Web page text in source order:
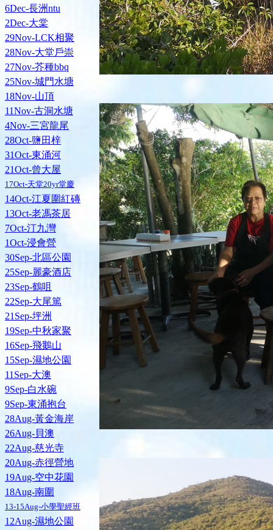
6Dec-長洲ntu
2Dec-大棠
29Nov-LCK相聚
28Nov-大堂戶崇
27Nov-芥種bbq
25Nov-城門水塘
18Nov-山頂
11Nov-古洞水塘
4Nov-三宮龍尾
28Oct-鹽田梓
31Oct-東涌河
21Oct-曾大屋
17Oct-天堂20yr堂慶
14Oct-江夏圍紅磚
13Oct-老馮茶居
7Oct-汀九灣
1Oct-浸會營
30Sep-北區公園
25Sep-麗豪酒店
23Sep-鶴咀
22Sep-大尾篤
21Sep-坪洲
19Sep-中秋家聚
16Sep-飛鵝山
15Sep-濕地公園
11Sep-大澳
9Sep-白水碗
9Sep-東涌抱台
28Aug-黃金海岸
26Aug-貝澳
22Aug-慈光寺
20Aug-赤徑營地
19Aug-空中花園
18Aug-南圍
13-15Aug-小學聖經班
12Aug-濕地公園